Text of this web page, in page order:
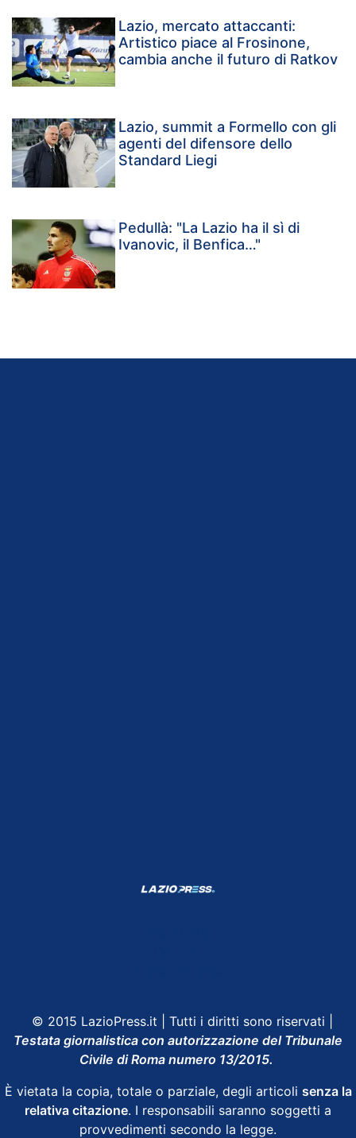
Lazio, mercato attaccanti:
Artistico piace al Frosinone,
cambia anche il futuro di Ratkov
Lazio, summit a Formello con gli
agenti del difensore dello
Standard Liegi
Pedullà: "La Lazio ha il sì di
Ivanovic, il Benfica…"
© 2015 LazioPress.it | Tutti i diritti sono riservati |
Testata giornalistica con autorizzazione del Tribunale
Civile di Roma numero 13/2015.
È vietata la copia, totale o parziale, degli articoli senza la
relativa citazione. I responsabili saranno soggetti a
provvedimenti secondo la legge.